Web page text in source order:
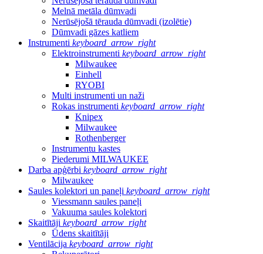
Melnā metāla dūmvadi
Nerūsējošā tērauda dūmvadi (izolētie)
Dūmvadi gāzes katliem
Instrumenti keyboard_arrow_right
Elektroinstrumenti keyboard_arrow_right
Milwaukee
Einhell
RYOBI
Multi instrumenti un naži
Rokas instrumenti keyboard_arrow_right
Knipex
Milwaukee
Rothenberger
Instrumentu kastes
Piederumi MILWAUKEE
Darba apģērbi keyboard_arrow_right
Milwaukee
Saules kolektori un paneļi keyboard_arrow_right
Viessmann saules paneļi
Vakuuma saules kolektori
Skaitītāji keyboard_arrow_right
Ūdens skaitītāji
Ventilācija keyboard_arrow_right